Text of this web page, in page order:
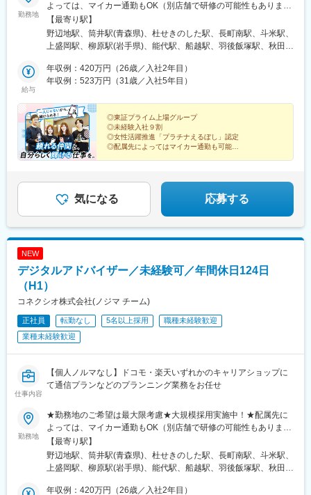
勤務地
よっては、マイカー通勤もOK（別店舗で研修の可能性もありま
す）※勤務地の詳細は、当社ホームページの「ショップ展開」から
ご確認ください！＜以下エリアいずれかの店舗に配属＞【北海
道・東北】北海道、青森県、岩手県、宮城県、秋田県、山形県、
信越】新潟県、長野県【北陸】富山県、石川県、福井県【東海】
岐阜県、静岡県、愛知県、三重県【関西】滋賀県、京都府、大阪
【四国】徳島県、香川県、愛媛県、高知県【九州・沖縄】福岡
県、佐賀県、長崎県、熊本県、大分県、宮崎県、鹿児島県受動喫
煙対策：屋内禁煙
【最寄り駅】
野辺地駅、筒井駅(青森県)、杜せきのした駅、長町南駅、斗米駅、
上盛岡駅、柳原駅(岩手県)、能代駅、船越駅、羽後飯塚駅、秋田
島学院前駅、本宮駅(福島県)、泉駅(常磐線)、東区役所前駅、琴似
駅(函館本線)、大谷地駅、五稜郭公園前駅、東海駅、赤塚駅、上菅
赤塚駅、燕三条駅、田上駅(新潟県)、吉田駅(新潟県)、加茂駅(新潟
県)、東川口駅、川口駅、浦和駅、北浦和駅、東浦和駅、東鷲宮
駅、鷲宮駅、栗橋駅、加須駅、花崎駅、朝霞台駅、新座駅、上尾
駅、桶川駅、羽貫駅、蓮田駅、和光市駅、二和向台駅、千城台
駅、新鎌ケ谷駅、武蔵小山駅、長原駅(東京都)、大岡山駅、目黒
駅、とうきょうスカイツリー駅、平井駅(東京都)、駒込駅、白山駅
(東京都)、本郷三丁目駅、落合駅(東京都)、浜田山駅、千歳烏山
駅、横浜駅、ナゴヤドーム前矢田駅、鶴舞駅、八事駅、杁ケ池公
園駅、上社駅、長久手古戦場駅、荒子駅、尾張一宮駅、開明駅、
国府宮駅、春日井駅(名鉄線)、愛環梅坪駅、三河高浜駅、安城駅、
枝駅、東静岡駅、古庄駅、遠州病院駅、沼津駅、本吉原駅、新静
岡駅、三島広小路駅、日本平駅、片浜駅、自動車学校前駅、富士
志摩横山駅、五十鈴ケ丘駅、小松駅、大河端駅、宇野気駅、野々
市駅(ＩＲいしかわ鉄道線)、足羽山公園口駅、新富山口駅、稲荷町
府)、天満駅、西中島南方駅、野田阪神駅、天王寺駅前駅、ＪＲ総
持寺駅、住道駅、豊中駅、深江橋駅、寝屋川市駅、長尾駅(大阪
府)、藤井寺駅、八尾駅、高見ノ里駅、河内天美駅、北花田駅、岡
田浦駅、萩原天神駅、樟葉駅、門真市駅、草津駅(滋賀県)、十条駅
(京都府・近鉄線)、常盤駅(京都府)、龍谷大前深草駅、松井山手
駅、京田辺駅、伏見桃山駅、舞子公園駅、長田駅(神戸市営)、西明
石駅、稲野駅、東加古川駅、加古川駅、英賀保駅、網干駅、郡山
給与
年収例：420万円（26歳／入社2年目）
年収例：523万円（31歳／入社5年目）
◎東証プライム上場グループ
◎未経験入社９割
◎女性活躍推進「プラチナえるぼし」認定
◎配属先によってはマイカー通勤も可能
*☆『ヒトのぬくもりが、集う職場へ』☆*
気になる 応募する
NEW
デジタルアドバイザー／未経験可／年間休日124日
（H1）
コネクシオ株式会社(ノジマ チーム)
正社員 転勤なし 5名以上採用
職種未経験歓迎
業種未経験歓迎
仕事内容
【個人ノルマなし】ドコモ・楽天いずれかのキャリアショップに
て通信プランなどのプランニング業務をお任せ
勤務地
★勤務地のご希望は最大限考慮★大規模採用実施中！★配属先に
よっては、マイカー通勤もOK（別店舗で研修の可能性もありま
す）※勤務地の詳細は、当社ホームページの「ショップ展開」から
ご確認ください！＜以下エリアいずれかの店舗に配属＞【北海
道・東北】北海道、青森県、岩手県、宮城県、秋田県、山形県、
信越】新潟県、長野県【北陸】富山県、石川県、福井県【東海】
【最寄り駅】
野辺地駅、筒井駅(青森県)、杜せきのした駅、長町南駅、斗米駅、
上盛岡駅、柳原駅(岩手県)、能代駅、船越駅、羽後飯塚駅、秋田
島学院前駅、本宮駅(福島県)、泉駅(常磐線)、東区役所前駅、琴似
年収例：420万円（26歳／入社2年目）